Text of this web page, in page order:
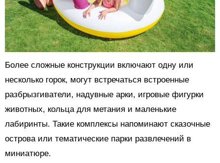
Более сложные конструкции включают одну или
несколько горок, могут встречаться встроенные
разбрызгиватели, надувные арки, игровые фигурки
животных, кольца для метания и маленькие
лабиринты. Такие комплексы напоминают сказочные
острова или тематические парки развлечений в
миниатюре.